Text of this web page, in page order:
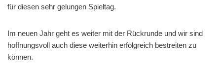
für diesen sehr gelungen Spieltag.
Im neuen Jahr geht es weiter mit der Rückrunde und wir sind
hoffnungsvoll auch diese weiterhin erfolgreich bestreiten zu
können.